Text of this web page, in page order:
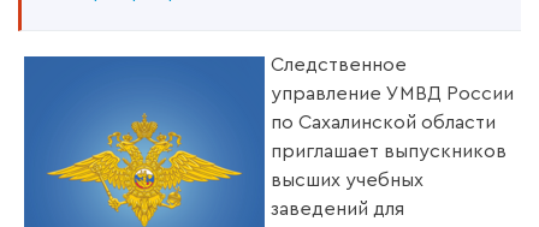
Следственное
управление УМВД России
по Сахалинской области
приглашает выпускников
высших учебных
заведений для